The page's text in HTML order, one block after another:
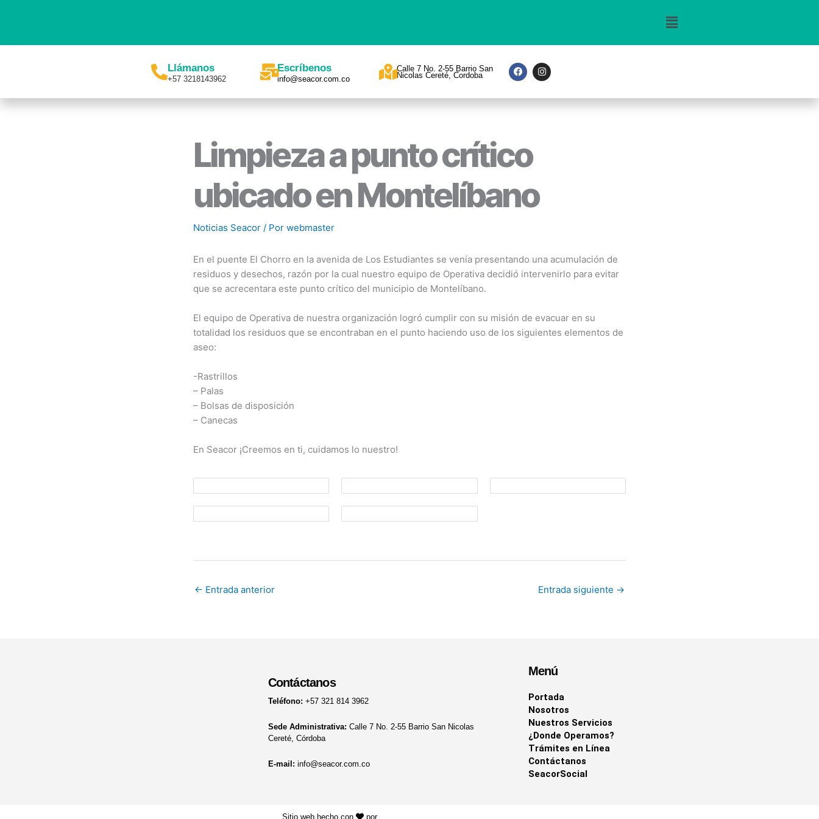
Llámanos
+57 3218143962
Escríbenos
info@seacor.com.co
Calle 7 No. 2-55 Barrio San
Nicolas Cereté, Cordoba
F
a
c
I
n
s
Limpieza a punto crítico
ubicado en Montelíbano
Noticias Seacor / Por webmaster
En el puente El Chorro en la avenida de Los Estudiantes se venía presentando una acumulación de
residuos y desechos, razón por la cual nuestro equipo de Operativa decidió intervenirlo para evitar
que se acrecentara este punto crítico del municipio de Montelíbano.
El equipo de Operativa de nuestra organización logró cumplir con su misión de evacuar en su
totalidad los residuos que se encontraban en el punto haciendo uso de los siguientes elementos de
aseo:
-Rastrillos
– Palas
– Bolsas de disposición
– Canecas
En Seacor ¡Creemos en ti, cuidamos lo nuestro!
← Entrada anterior Entrada siguiente →
Contáctanos
Teléfono: +57 321 814 3962
Sede Administrativa: Calle 7 No. 2-55 Barrio San Nicolas
Cereté, Córdoba
E-mail: info@seacor.com.co
Menú
Portada
Nosotros
Nuestros Servicios
¿Donde Operamos?
Trámites en Línea
Contáctanos
SeacorSocial
Sitio web hecho con por